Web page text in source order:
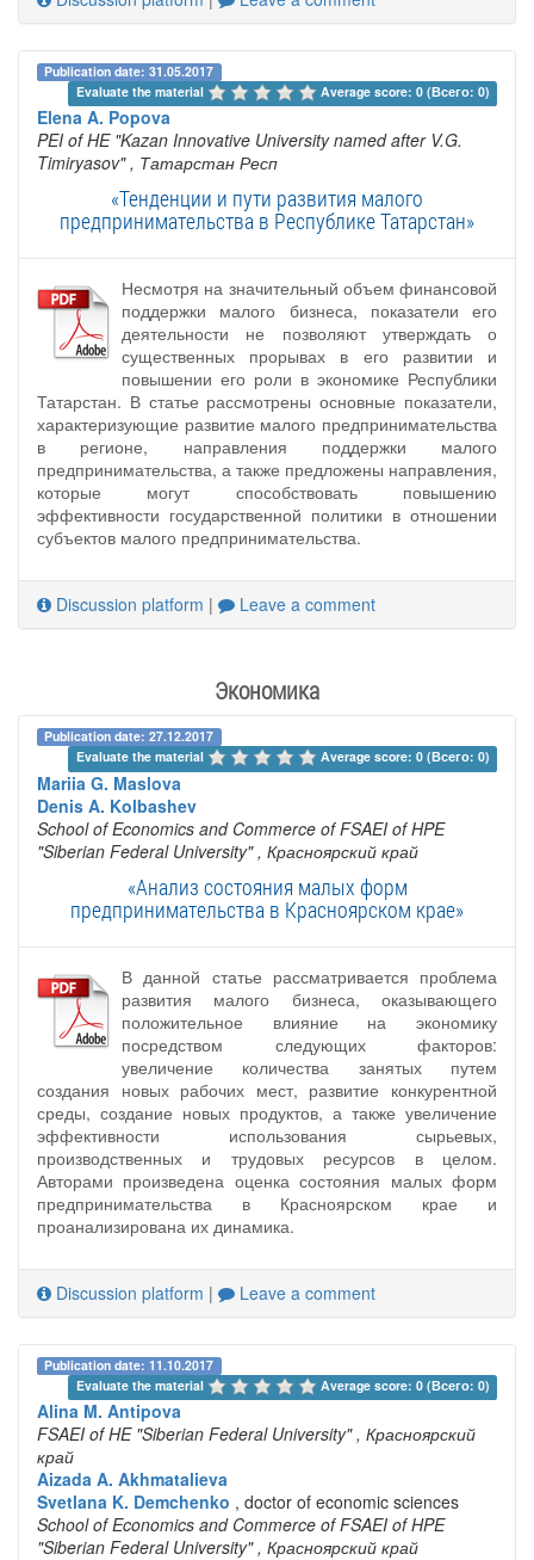
Publication date: 31.05.2017
Evaluate the material
Average score: 0 (Всего: 0)
Elena A. Popova
PEI of HE "Kazan Innovative University named after V.G.
Timiryasov" , Татарстан Респ
«Тенденции и пути развития малого
предпринимательства в Республике Татарстан»
Несмотря на значительный объем финансовой
поддержки малого бизнеса, показатели его
деятельности не позволяют утверждать о
существенных прорывах в его развитии и
повышении его роли в экономике Республики
Татарстан. В статье рассмотрены основные показатели,
характеризующие развитие малого предпринимательства
в регионе, направления поддержки малого
предпринимательства, а также предложены направления,
которые могут способствовать повышению
эффективности государственной политики в отношении
субъектов малого предпринимательства.
Discussion platform | Leave a comment
Экономика
Publication date: 27.12.2017
Evaluate the material
Average score: 0 (Всего: 0)
Mariia G. Maslova
Denis A. Kolbashev
School of Economics and Commerce of FSAEI of HPE
"Siberian Federal University" , Красноярский край
«Анализ состояния малых форм
предпринимательства в Красноярском крае»
В данной статье рассматривается проблема
развития малого бизнеса, оказывающего
положительное влияние на экономику
посредством следующих факторов:
увеличение количества занятых путем
создания новых рабочих мест, развитие конкурентной
среды, создание новых продуктов, а также увеличение
эффективности использования сырьевых,
производственных и трудовых ресурсов в целом.
Авторами произведена оценка состояния малых форм
предпринимательства в Красноярском крае и
проанализирована их динамика.
Discussion platform | Leave a comment
Publication date: 11.10.2017
Evaluate the material
Average score: 0 (Всего: 0)
Alina M. Antipova
FSAEI of HE "Siberian Federal University" , Красноярский
край
Aizada A. Akhmatalieva
Svetlana K. Demchenko , doctor of economic sciences
School of Economics and Commerce of FSAEI of HPE
"Siberian Federal University" , Красноярский край